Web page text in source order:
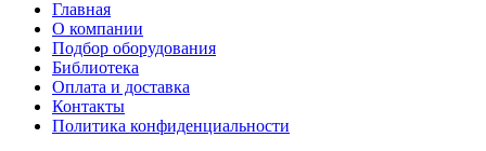
Главная
О компании
Подбор оборудования
Библиотека
Оплата и доставка
Контакты
Политика конфиденциальности